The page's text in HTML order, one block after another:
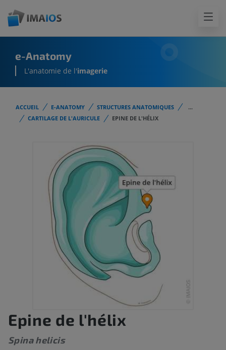
e-Anatomy
L'anatomie de l'imagerie
ACCUEIL E-ANATOMY STRUCTURES ANATOMIQUES
...
CARTILAGE DE L'AURICULE
EPINE DE L'HÉLIX
Epine de l'hélix
Spina helicis